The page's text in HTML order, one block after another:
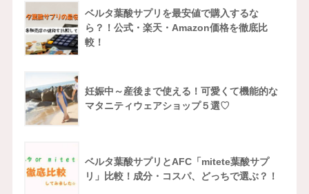
ベルタ葉酸サプリを最安値で購入するな
ら？！公式・楽天・Amazon価格を徹底比
較！
妊娠中～産後まで使える！可愛くて機能的な
マタニティウェアショップ５選♡
ベルタ葉酸サプリとAFC「mitete葉酸サプ
リ」比較！成分・コスパ、どっちで選ぶ？！